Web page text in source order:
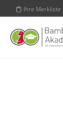
Ihre Merkliste